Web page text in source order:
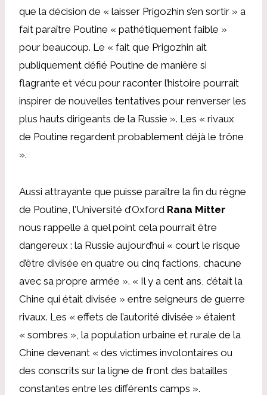
que la décision de « laisser Prigozhin s’en sortir » a
fait paraître Poutine « pathétiquement faible »
pour beaucoup. Le « fait que Prigozhin ait
publiquement défié Poutine de manière si
flagrante et vécu pour raconter l’histoire pourrait
inspirer de nouvelles tentatives pour renverser les
plus hauts dirigeants de la Russie ». Les « rivaux
de Poutine regardent probablement déjà le trône
».
Aussi attrayante que puisse paraître la fin du règne
de Poutine, l’Université d’Oxford Rana Mitter
nous rappelle à quel point cela pourrait être
dangereux : la Russie aujourd’hui « court le risque
d’être divisée en quatre ou cinq factions, chacune
avec sa propre armée ». « Il y a cent ans, c’était la
Chine qui était divisée » entre seigneurs de guerre
rivaux. Les « effets de l’autorité divisée » étaient
« sombres », la population urbaine et rurale de la
Chine devenant « des victimes involontaires ou
des conscrits sur la ligne de front des batailles
constantes entre les différents camps ».